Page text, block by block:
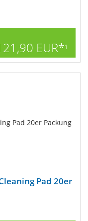
EUR*1
Pad 20er